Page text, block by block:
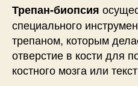
Трепан-биопсия
специального
трепаном, которым
отверстие в кости для
костного мозга или